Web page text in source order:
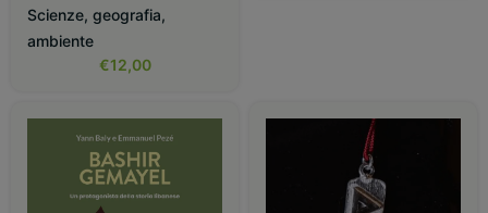
Scienze, geografia,
ambiente
€12,00